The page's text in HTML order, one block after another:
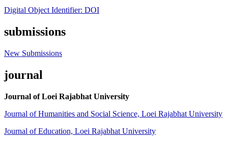
Digital Object Identifier: DOI
submissions
New Submissions
journal
Journal of Loei Rajabhat University
Journal of Humanities and Social Science, Loei Rajabhat University
Journal of Education, Loei Rajabhat University